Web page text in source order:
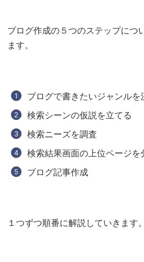
ブログ作成の５つのステップにつ
ます。
ブログで書きたいジャンルを
検索シーンの仮説を立てる
検索ニーズを調査
検索結果画面の上位ページを
ブログ記事作成
１つずつ順番に解説していきます。